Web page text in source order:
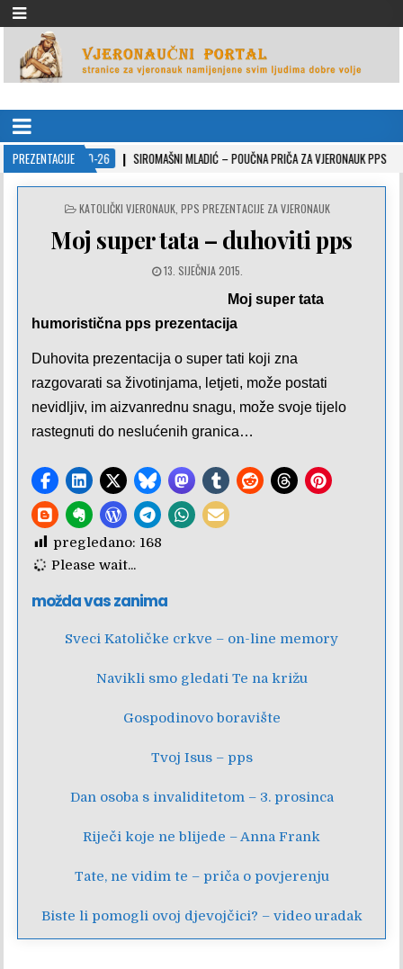
VJERONAUČNI PORTAL
PREZENTACIJE
2022-10-26 SIROMAŠNI MLADIĆ – POUČNA PRIČA ZA VJERONAUK PPS
POSTED
KATOLIČKI VJERONAUK, PPS PREZENTACIJE ZA VJERONAUK
Moj super tata – duhoviti pps
13. SIJEČNJA 2015.
Moj super tata
humoristična pps prezentacija
Duhovita prezentacija o super tati koji zna
razgovarati sa životinjama, letjeti, može postati
nevidljiv, im aizvanrednu snagu, može svoje tijelo
rastegnuti do neslućenih granica…
pregledano: 168
Please wait...
možda vas zanima
Sveci Katoličke crkve – on-line memory
Navikli smo gledati Te na križu
Gospodinovo boravište
Tvoj Isus – pps
Dan osoba s invaliditetom – 3. prosinca
Riječi koje ne blijede – Anna Frank
Tate, ne vidim te – priča o povjerenju
Biste li pomogli ovoj djevojčici? – video uradak